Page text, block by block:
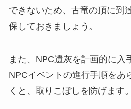
できないため、古竜の頂に到
保しておきましょう。
また、NPC遺灰を計画的に入
NPCイベントの進行手順をあ
くと、取りこぼしを防げます。